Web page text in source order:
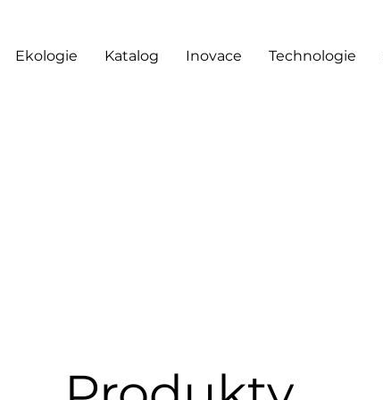
Ekologie Katalog Inovace Technologie